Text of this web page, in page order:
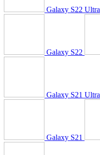
Galaxy S22 Ultra
Galaxy S22
Galaxy S21 Ultra
Galaxy S21